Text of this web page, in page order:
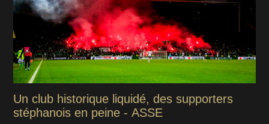
Un club historique liquidé, des supporters
stéphanois en peine - ASSE